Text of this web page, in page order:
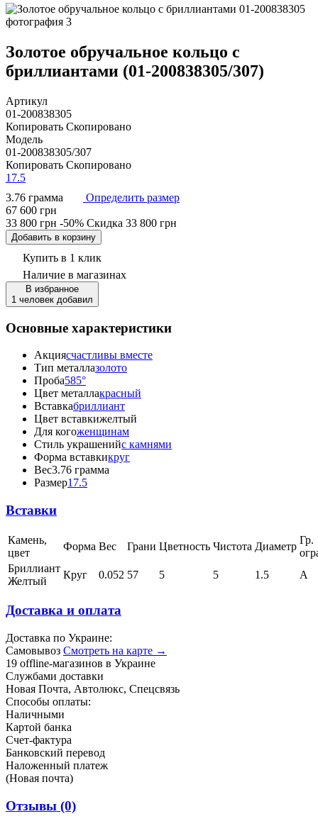
Золотое обручальное кольцо с
бриллиантами (01-200838305/307)
Артикул
01-200838305
Копировать Скопировано
Модель
01-200838305/307
Копировать Скопировано
17.5
3.76 грамма
Определить размер
67 600 грн
33 800 грн -50% Скидка 33 800 грн
Добавить в корзину
Купить в 1 клик
Наличие в магазинах
В избранное
1 человек добавил
Основные характеристики
Акциясчастливы вместе
Тип металлазолото
Проба585°
Цвет металлакрасный
Вставкабриллиант
Цвет вставкижелтый
Для когоженщинам
Стиль украшенийс камнями
Форма вставкикруг
Вес3.76 грамма
Размер17.5
Вставки
Камень,
цвет
Форма Вес Грани Цветность Чистота Диаметр
Гр.
Бриллиант
Желтый
Круг 0.052 57 5 5 1.5 А
Доставка и оплата
Доставка по Украине:
Самовывоз Смотреть на карте →
19 offline-магазинов в Украине
Службами доставки
Новая Почта, Автолюкс, Спецсвязь
Способы оплаты:
Наличными
Картой банка
Счет-фактура
Банковский перевод
Наложенный платеж
(Новая почта)
Отзывы (0)